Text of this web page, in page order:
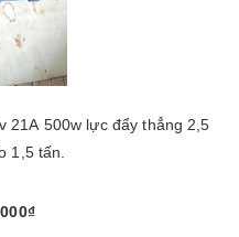
đẩy thẳng 2,5
1,5 tấn.